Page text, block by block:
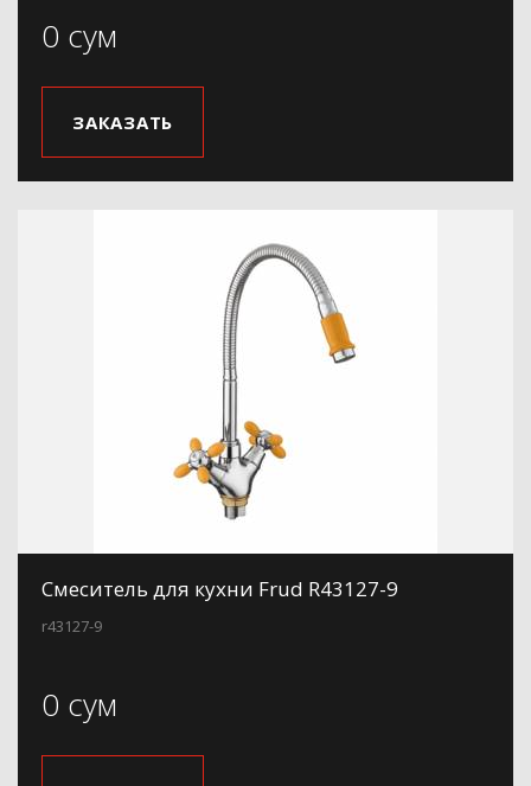
0 сум
ЗАКАЗАТЬ
Смеситель для кухни Frud R43127-9
r43127-9
0 сум